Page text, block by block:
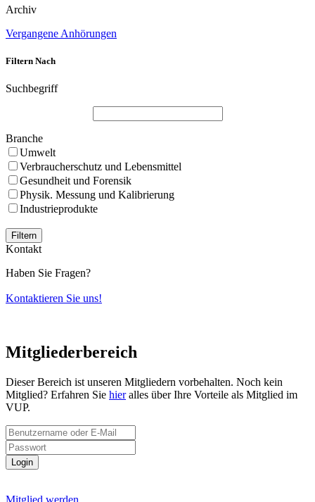
Archiv
Vergangene Anhörungen
Filtern Nach
Suchbegriff
Branche
Umwelt
Verbraucherschutz und Lebensmittel
Gesundheit und Forensik
Physik. Messung und Kalibrierung
Industrieprodukte
Filtern
Kontakt
Haben Sie Fragen?
Kontaktieren Sie uns!
Mitgliederbereich
Dieser Bereich ist unseren Mitgliedern vorbehalten. Noch kein
Mitglied? Erfahren Sie hieralles über Ihre Vorteile als Mitglied im
VUP.
Login
Mitglied werden